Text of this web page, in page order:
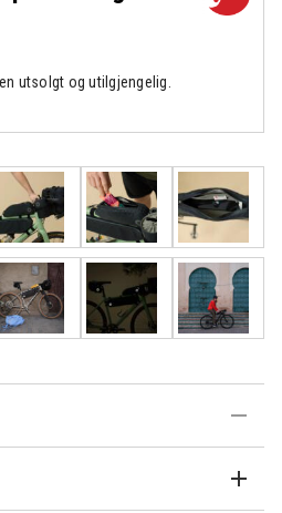
utsolgt og utilgjengelig.